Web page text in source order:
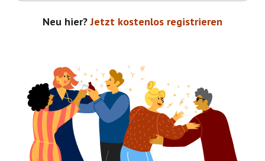
Neu hier? Jetzt kostenlos registrieren